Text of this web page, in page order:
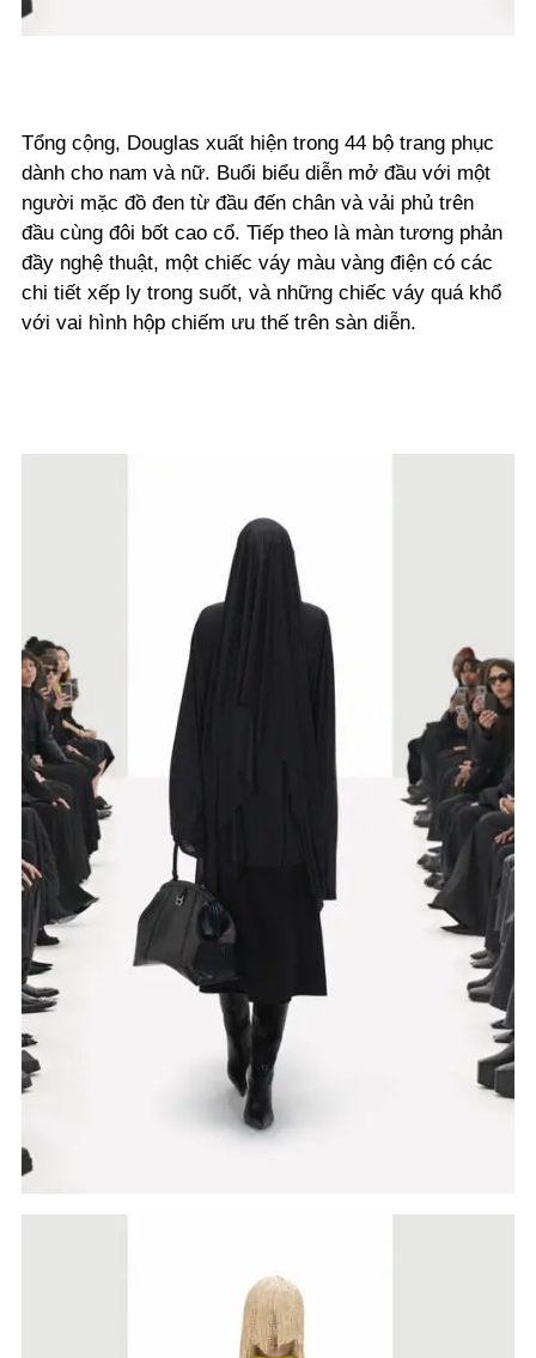
Tổng cộng, Douglas xuất hiện trong 44 bộ trang phục
dành cho nam và nữ. Buổi biểu diễn mở đầu với một
người mặc đồ đen từ đầu đến chân và vải phủ trên
đầu cùng đôi bốt cao cổ. Tiếp theo là màn tương phản
đầy nghệ thuật, một chiếc váy màu vàng điện có các
chi tiết xếp ly trong suốt, và những chiếc váy quá khổ
với vai hình hộp chiếm ưu thế trên sàn diễn.